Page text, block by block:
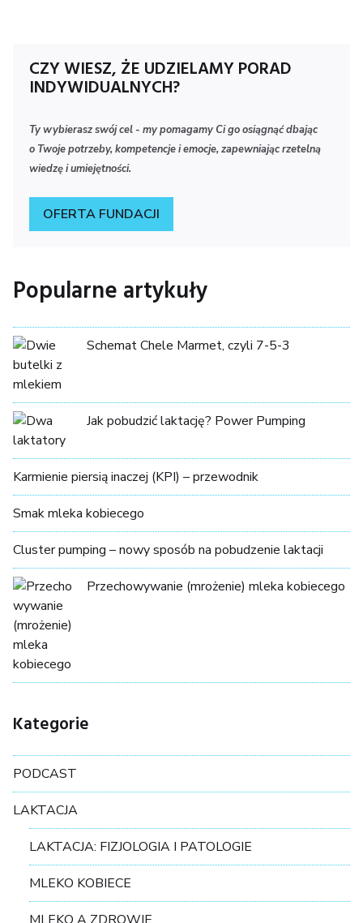
CZY WIESZ, ŻE UDZIELAMY PORAD
INDYWIDUALNYCH?
Ty wybierasz swój cel - my pomagamy Ci go osiągnąć dbając
o Twoje potrzeby, kompetencje i emocje, zapewniając rzetelną
wiedzę i umiejętności.
OFERTA FUNDACJI
Popularne artykuły
Schemat Chele Marmet, czyli 7-5-3
Jak pobudzić laktację? Power Pumping
Karmienie piersią inaczej (KPI) – przewodnik
Smak mleka kobiecego
Cluster pumping – nowy sposób na pobudzenie laktacji
Przechowywanie (mrożenie) mleka kobiecego
Kategorie
PODCAST
LAKTACJA
LAKTACJA: FIZJOLOGIA I PATOLOGIE
MLEKO KOBIECE